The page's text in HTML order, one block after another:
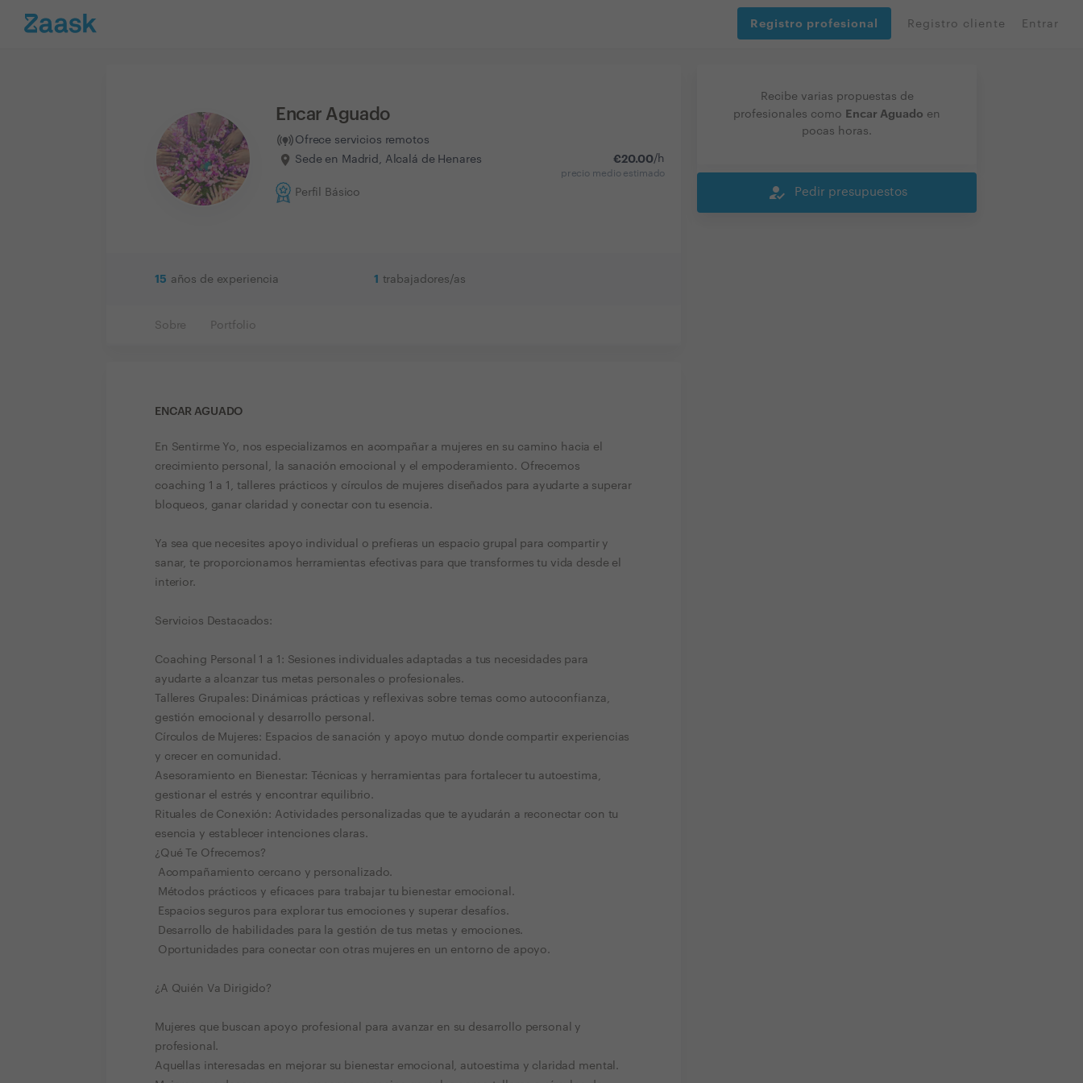
Registro profesional Registro cliente Entrar
Encar Aguado
Ofrece servicios remotos
Sede en Madrid, Alcalá de Henares
Perfil Básico
€20.00/h
precio medio estimado
15 años de experiencia 1 trabajadores/as
Sobre Portfolio
ENCAR AGUADO
En Sentirme Yo, nos especializamos en acompañar a mujeres en su camino hacia el
crecimiento personal, la sanación emocional y el empoderamiento. Ofrecemos
coaching 1 a 1, talleres prácticos y círculos de mujeres diseñados para ayudarte a superar
bloqueos, ganar claridad y conectar con tu esencia.
Ya sea que necesites apoyo individual o prefieras un espacio grupal para compartir y
sanar, te proporcionamos herramientas efectivas para que transformes tu vida desde el
interior.
Servicios Destacados:
Coaching Personal 1 a 1: Sesiones individuales adaptadas a tus necesidades para
ayudarte a alcanzar tus metas personales o profesionales.
Talleres Grupales: Dinámicas prácticas y reflexivas sobre temas como autoconfianza,
gestión emocional y desarrollo personal.
Círculos de Mujeres: Espacios de sanación y apoyo mutuo donde compartir experiencias
y crecer en comunidad.
Asesoramiento en Bienestar: Técnicas y herramientas para fortalecer tu autoestima,
gestionar el estrés y encontrar equilibrio.
Rituales de Conexión: Actividades personalizadas que te ayudarán a reconectar con tu
esencia y establecer intenciones claras.
¿Qué Te Ofrecemos?
️ Acompañamiento cercano y personalizado.
️ Métodos prácticos y eficaces para trabajar tu bienestar emocional.
️ Espacios seguros para explorar tus emociones y superar desafíos.
️ Desarrollo de habilidades para la gestión de tus metas y emociones.
️ Oportunidades para conectar con otras mujeres en un entorno de apoyo.
¿A Quién Va Dirigido?
Mujeres que buscan apoyo profesional para avanzar en su desarrollo personal y
profesional.
Aquellas interesadas en mejorar su bienestar emocional, autoestima y claridad mental.
Recibe varias propuestas de
profesionales como Encar Aguado en
pocas horas.
how_to_reg Pedir presupuestos